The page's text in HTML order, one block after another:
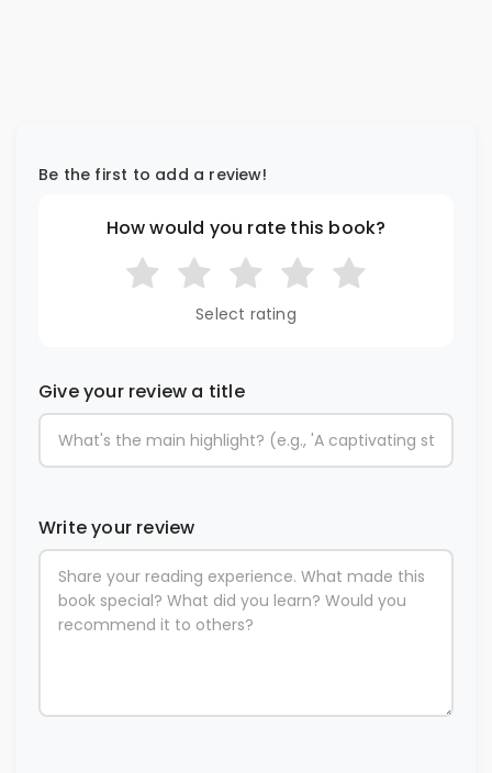
Be the first to add a review!
How would you rate this book?
Select rating
Give your review a title
Write your review